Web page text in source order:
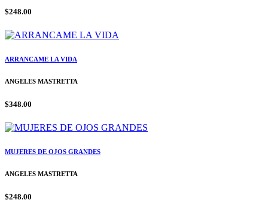
$248.00
ARRANCAME LA VIDA
ANGELES MASTRETTA
$348.00
MUJERES DE OJOS GRANDES
ANGELES MASTRETTA
$248.00